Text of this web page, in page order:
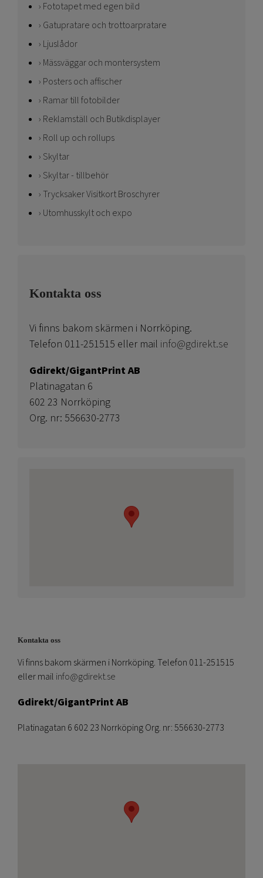
Fototapet med egen bild
Gatupratare och trottoarpratare
Ljuslådor
Mässväggar och montersystem
Posters och affischer
Ramar till fotobilder
Reklamställ och Butikdisplayer
Roll up och rollups
Skyltar
Skyltar - tillbehör
Trycksaker Visitkort Broschyrer
Utomhusskylt och expo
Kontakta oss
Vi finns bakom skärmen i Norrköping.
Telefon 011-251515 eller mail info@gdirekt.se
Gdirekt/GigantPrint AB
Platinagatan 6
602 23 Norrköping
Org. nr: 556630-2773
Kontakta oss
Vi finns bakom skärmen i Norrköping. Telefon 011-251515
eller mail info@gdirekt.se
Gdirekt/GigantPrint AB
Platinagatan 6 602 23 Norrköping Org. nr: 556630-2773